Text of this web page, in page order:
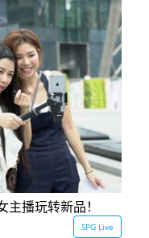
播玩转新品！
SPG Live